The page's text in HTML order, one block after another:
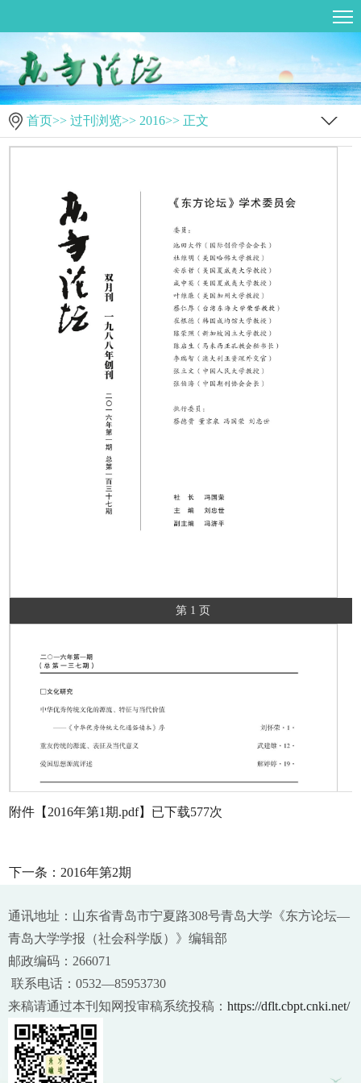
首页>> 过刊浏览>> 2016>> 正文
第 1 页
附件【 2016年第1期.pdf】已下载577次
下一条： 2016年第2期
通讯地址：山东省青岛市宁夏路308号青岛大学《东方论坛—
青岛大学学报（社会科学版）》编辑部
邮政编码：266071
联系电话：0532—85953730
来稿请通过本刊知网投审稿系统投稿： https://dflt.cbpt.cnki.net/